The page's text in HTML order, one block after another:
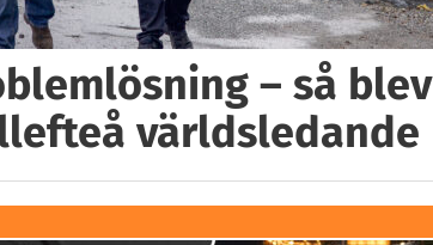
– så blev
världsledande